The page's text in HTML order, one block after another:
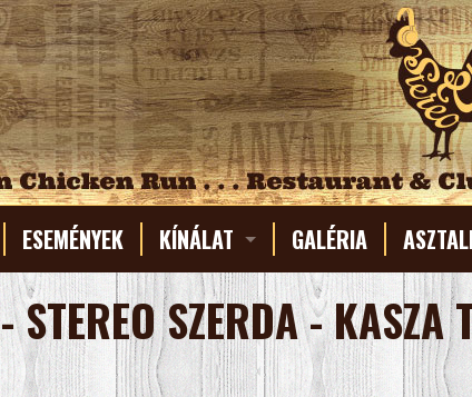
ESEMÉNYEK
KÍNÁLAT
ÉTLAP / ITALLAP
NAPI MENÜ
BORLAP
KOKTÉLLAP
GALÉRIA
SZERDA - KASZA